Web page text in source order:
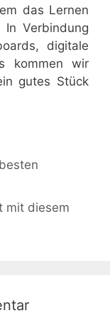
das Lernen
Verbindung
digitale
kommen wir
gutes Stück
mit diesem